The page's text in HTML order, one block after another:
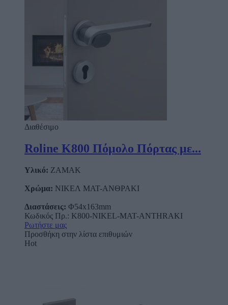
Διαθέσιμο
Roline Κ800 Πόμολο Πόρτας με...
Υλικό: ΖΑΜΑΚ
Χρώμα: ΝΙΚΕΛ ΜΑΤ-ΑΝΘΡΑΚΙ
Διαστάσεις: Φ54x163mm
Κωδικός Πρ.: Κ800-NIKEL-MAT-ANTHRAKI
Ρωτήστε μας
Προσθήκη στην λίστα επιθυμιών
Hot